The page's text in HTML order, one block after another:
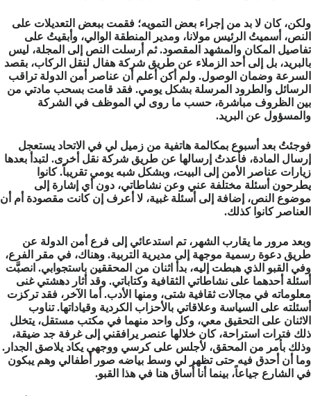
ولكن، كان لا بد من إجراء بعض التمويه؛ فقمت ببعض التعديلات على
النص، أسميتُ الرئيس مولانا، ومدير المنطقة الوالي، وأبقيتُ على
تفاصيل المكان والمشهد المقصود. ثم أرسلت النص إلى المجلة، ليس
بالبريد، بل إلى أحد الزملاء عن طريق شركة هفال لنقل الركاب، بقصد
السرعة وضمان الوصول. ولم أكن أعلم أن عناصر أمن الدولة تراقب
الرسائل والطرود المرسلة بشكل يومي. فقد قامت بسحب مادتي من
بين الظروف مباشرة، حسب ما روى لي الموظف في الشركة
والمسؤول عن البريد.
فوجئتُ بعد أسبوع بمكالمة هاتفية من زميل لي في الاتحاد يستعجل
إرسال المادة، فأعدتُ إرسالها عن طريق شركة نقل أخرى. لتبدأ بعدها
زيارات عناصر الأمن إلى البيت، وبشكل شبه يومي تقريباً. كانوا
يطرحون أسئلة مختلفة عني وعن نشاطاتي، دون أي إشارة إلى
موضوع النص، إضافة إلى أسئلة غبية، لا أعرف إن كانت مقصودة أم أن
العناصر كانوا كذلك.
وبعد مرور ما يقارب الشهر، تم استدعائي إلى فرع أمن الدولة عن
طريق دعوة رسمية موجهة إلى مديرية التربية. وهناك، في مقر الفرع،
وفي القبو الذي هبطت إليه، بدأ اثنان من المحققين باستجوابي. انصبَّت
أسئلة أحدهما على نشاطاتي الثقافية وكتاباتي. وقد أثار دهشتي غنى
معلوماته في مجالات ثقافية شتى، ومنها الأدب. أما الآخر، فقد تركزت
أسئلته على السياسة وعلاقاتي بالأحزاب الكردية وقياداتها. تناوب
الاثنان على التحقيق معي، وكل واحد منهما في مكتب مستقل، يتخلل
ذلك فترات استراحة، كان خلالها عنصر يرافقني إلى غرفة جد ضيقة،
وذلك بأمر من المحقق، لأجلس على كرسي ووجهي يكاد يلاصق الجدار.
وما أن أحدق فيه حتى تظهر لي وسط بياضه صور أطفالي وهم يبكون
في الشارع جياعاً، بينما أنا أُساق هنا في هذا القبو.